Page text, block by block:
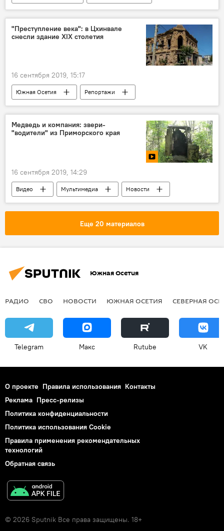
Новости
Спорт
"Преступление века": в Цхинвале
снесли здание XIX столетия
16 сентября 2019, 15:17
Южная Осетия
Репортажи
Новости
Культура
Медведь и компания: звери-
"водители" из Приморского края
16 сентября 2019, 14:29
Видео Мультимедиа Новости
Еще 20 материалов
Южная Осетия
РАДИО СВО НОВОСТИ ЮЖНАЯ ОСЕТИЯ СЕВЕРНАЯ
Telegram Макс Rutube VK
О проекте Правила использования Контакты
Реклама Пресс-релизы
Политика конфиденциальности
Политика использования Cookie
Правила применения рекомендательных
технологий
Обратная связь
© 2026 Sputnik Все права защищены. 18+